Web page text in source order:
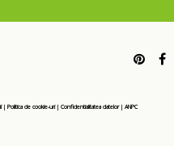
| Politica de cookie-uri | Confidentialitatea datelor | ANPC